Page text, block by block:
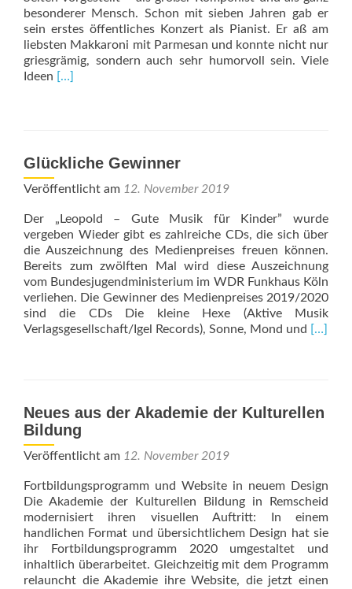
beson­derer Mensch. Schon mit sieben Jahren gab er
sein erstes öffentliches Konzert als Pianist. Er aß am
liebsten Makkaroni mit Parmesan und konnte nicht nur
griesgrämig, sondern auch sehr humorvoll sein. Viele
Ideen Read
Jahre
–
Spannende
und
viel
Musik
[…]
Glückliche Gewinner
Veröffentlicht am 12. November 2019
Der „Leopold – Gute Musik für Kinder” wurde
vergeben Wieder gibt es zahlreiche CDs, die sich über
die Auszeichnung des Medienpreises freuen können.
Bereits zum zwölften Mal wird diese Auszeichnung
vom Bundesjugendministerium im WDR Funkhaus Köln
verliehen. Die Gewinner des Medienpreises 2019/2020
sind die CDs Die kleine Hexe (Aktive Musik
Verlagsgesellschaft/Igel Records), Sonne, Mond und Read
[…]
Neues aus der Akademie der Kulturellen
Bildung
Veröffentlicht am 12. November 2019
Fortbildungsprogramm und Website in neuem Design
Die Akademie der Kulturellen Bildung in Remscheid
modernisiert ihren visuellen Auftritt: In einem
handlichen Format und übersichtlichem Design hat sie
ihr Fortbildungsprogramm 2020 umgestaltet und
inhaltlich überarbeitet. Gleichzeitig mit dem Programm
relauncht die Akademie ihre Website, die jetzt einen